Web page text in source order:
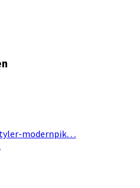
modernpik…